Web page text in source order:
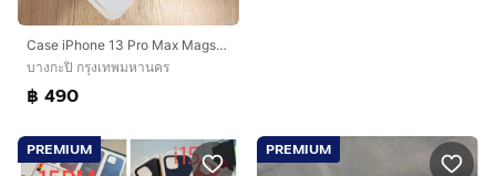
Case iPhone 13 Pro Max Magsafe
บางกะปิ กรุงเทพมหานคร
฿ 490
PREMIUM PREMIUM